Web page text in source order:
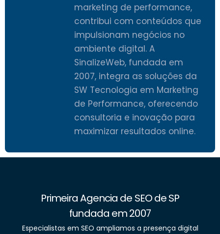
marketing de performance,
contribui com conteúdos que
impulsionam negócios no
ambiente digital. A
SinalizeWeb, fundada em
2007, integra as soluções da
SW Tecnologia em Marketing
de Performance, oferecendo
consultoria e inovação para
maximizar resultados online.
Primeira Agencia de SEO de SP
fundada em 2007
Especialistas em SEO ampliamos a presença digital